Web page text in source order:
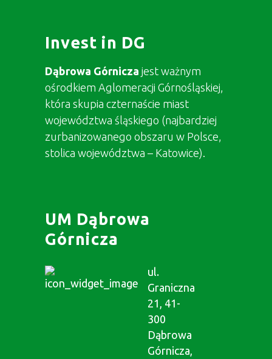
Invest in DG
Dąbrowa Górnicza jest ważnym
ośrodkiem Aglomeracji Górnośląskiej,
która skupia czternaście miast
województwa śląskiego (najbardziej
zurbanizowanego obszaru w Polsce,
stolica województwa – Katowice).
UM Dąbrowa
Górnicza
ul.
Graniczna
21, 41-
300
Dąbrowa
Górnicza,